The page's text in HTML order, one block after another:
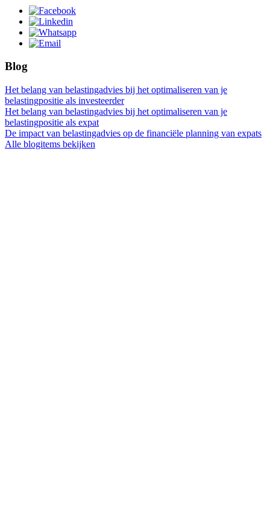
Blog
Het belang van belastingadvies bij het optimaliseren van je
belastingpositie als investeerder
Het belang van belastingadvies bij het optimaliseren van je
belastingpositie als expat
De impact van belastingadvies op de financiële planning van expats
Alle blogitems bekijken